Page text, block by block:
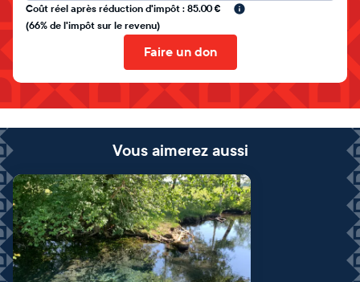
Coût réel après réduction d'impôt : 85.00 €
(66% de l'impôt sur le revenu)
Faire un don
Vous aimerez aussi